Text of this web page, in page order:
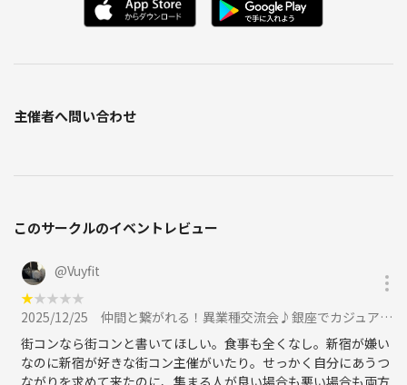
加速させることを目的とした会です。ネット上で薄く広がる関係ではな
く、「直接、深く、そしてリアル」につながる関係構築を達成します。
◆持ち物
です）
◆服装
スーツ姿の方が多く見受けられますが、指定ではありません。ドレスコ
ードもございません。過度にラフな服装（サンダル履きや短パンなど）
はお勧めできませんが、ご自身の個性に合わせた清潔感のあるファッシ
ョンをお勧めします。
主催者へ問い合わせ
このサークルのイベントレビュー
@Vuyfit
★★★★★
2025/12/25
仲間と繋がれる！異業種交流会♪銀座でカジュアルに良質な出会いを！に参加
街コンなら街コンと書いてほしい。食事も全くなし。新宿が嫌い
なのに新宿が好きな街コン主催がいたり。せっかく自分にあうつ